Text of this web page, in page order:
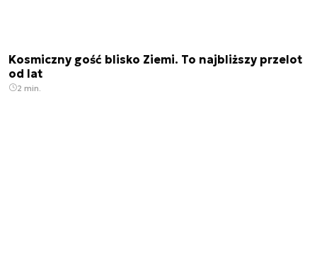
Kosmiczny gość blisko Ziemi. To najbliższy przelot
od lat
2 min.